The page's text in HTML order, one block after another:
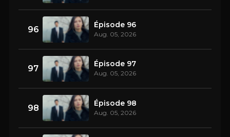
96 Épisode 96
Aug. 05, 2026
97 Épisode 97
Aug. 05, 2026
98 Épisode 98
Aug. 05, 2026